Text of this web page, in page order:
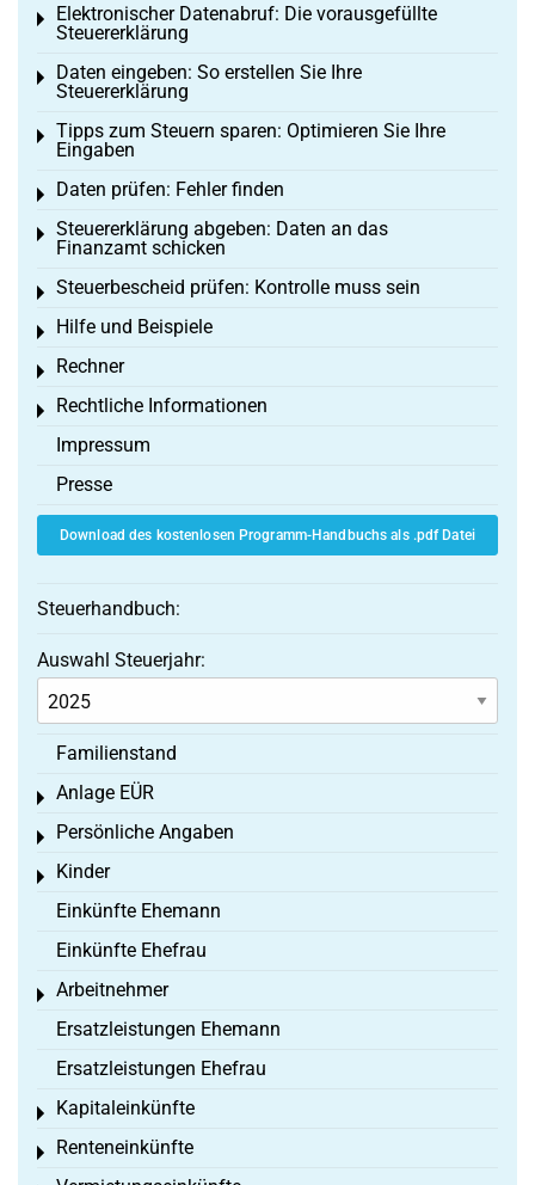
Elektronischer Datenabruf: Die vorausgefüllte
Steuererklärung
Toggle menu
Daten eingeben: So erstellen Sie Ihre
Steuererklärung
Toggle menu
Tipps zum Steuern sparen: Optimieren Sie Ihre
Eingaben
Toggle menu
Daten prüfen: Fehler finden
Toggle menu
Steuererklärung abgeben: Daten an das
Finanzamt schicken
Toggle menu
Steuerbescheid prüfen: Kontrolle muss sein
Toggle menu
Hilfe und Beispiele
Toggle menu
Rechner
Toggle menu
Rechtliche Informationen
Toggle menu
Impressum
Presse
Download des kostenlosen Programm-Handbuchs als .pdf Datei
Steuerhandbuch:
Auswahl Steuerjahr:
Familienstand
Anlage EÜR
Toggle menu
Persönliche Angaben
Toggle menu
Kinder
Toggle menu
Einkünfte Ehemann
Einkünfte Ehefrau
Arbeitnehmer
Toggle menu
Ersatzleistungen Ehemann
Ersatzleistungen Ehefrau
Kapitaleinkünfte
Toggle menu
Renteneinkünfte
Toggle menu